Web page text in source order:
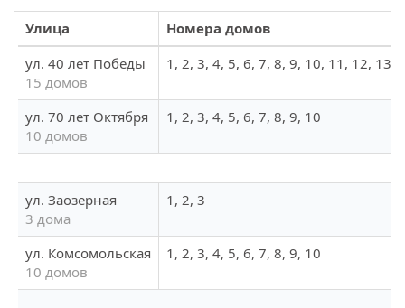
Улица
Номера домов
ул. 40 лет Победы
15 домов
1, 2, 3, 4, 5, 6, 7, 8, 9, 10, 11, 12, 13,
ул. 70 лет Октября
10 домов
1, 2, 3, 4, 5, 6, 7, 8, 9, 10
ул. Заозерная
3 дома
1, 2, 3
ул. Комсомольская
10 домов
1, 2, 3, 4, 5, 6, 7, 8, 9, 10